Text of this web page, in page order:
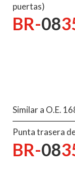
puertas)
BR-08
Similar a O.E.
Punta trasera
BR-08